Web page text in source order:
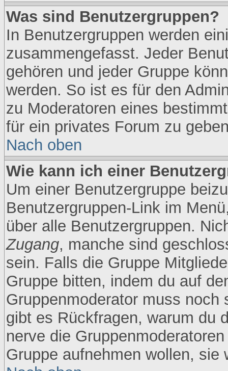
Was sind Benutzergruppen?
In Benutzergruppen werden
zusammengefasst. Jeder
gehören und jeder Gruppe
werden. So ist es für den
zu Moderatoren eines
für ein privates Forum zu
Nach oben
Wie kann ich einer
Um einer Benutzergruppe
Benutzergruppen-Link im
über alle Benutzergruppen.
Zugang, manche sind
sein. Falls die Gruppe
Gruppe bitten, indem du auf
Gruppenmoderator muss
gibt es Rückfragen, warum du
nerve die
Gruppe aufnehmen wollen, sie